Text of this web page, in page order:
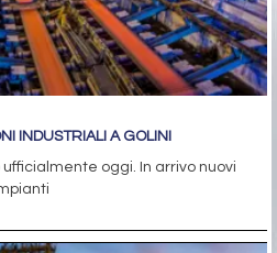
INDUSTRIALI A GOLINI
oggi. In arrivo nuovi